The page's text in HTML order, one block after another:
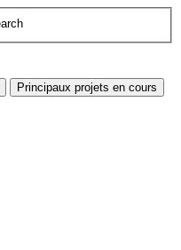
Principaux projets en cours